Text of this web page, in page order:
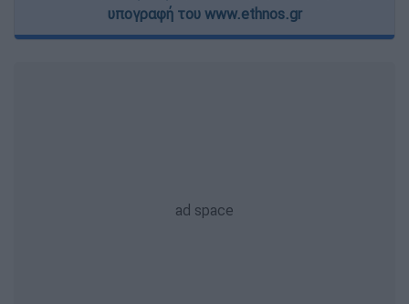
υπογραφή του www.ethnos.gr